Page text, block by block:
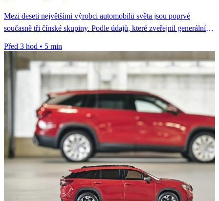
Mezi deseti největšími výrobci automobilů světa jsou poprvé
současně tři čínské skupiny. Podle údajů, které zveřejnil generální
Před 3 hod • 5 min